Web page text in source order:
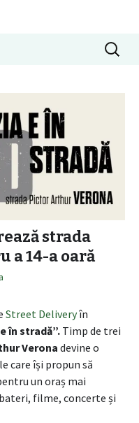
Caută
după:
strada
a 14-a oară
Street Deliveryîn
în stradă”. Timp de trei
Verona devine o
care își propun să
un oraș mai
filme, concerte și